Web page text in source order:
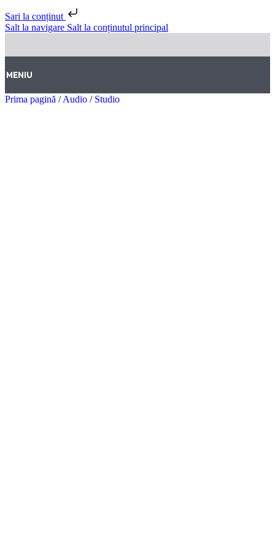
Sari la conținut
Salt la navigare Salt la conținutul principal
MENIU
Prima pagină / Audio / Studio